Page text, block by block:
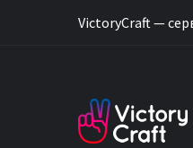
VictoryCraft —